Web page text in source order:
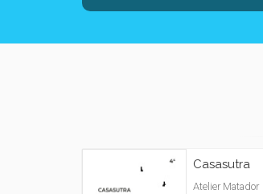
Casasutra
Atelier Matador